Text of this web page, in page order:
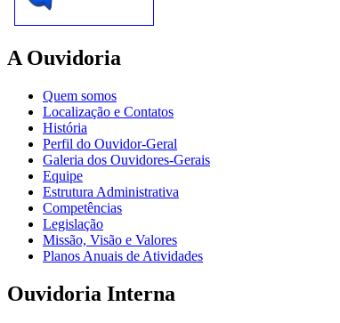
A Ouvidoria
Quem somos
Localização e Contatos
História
Perfil do Ouvidor-Geral
Galeria dos Ouvidores-Gerais
Equipe
Estrutura Administrativa
Competências
Legislação
Missão, Visão e Valores
Planos Anuais de Atividades
Ouvidoria Interna